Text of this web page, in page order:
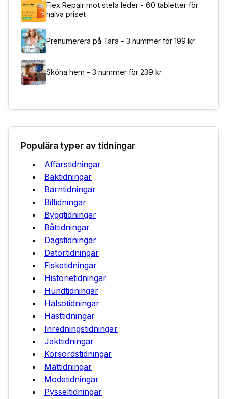
Flex Repair mot stela leder - 60 tabletter för
halva priset
Prenumerera på Tara – 3 nummer för 199 kr
Sköna hem – 3 nummer för 239 kr
Populära typer av tidningar
Affärstidningar
Baktidningar
Barntidningar
Biltidningar
Byggtidningar
Båttidningar
Dagstidningar
Datortidningar
Fisketidningar
Historietidningar
Hundtidningar
Hälsotidningar
Hästtidningar
Inredningstidningar
Jakttidningar
Korsordstidningar
Mattidningar
Modetidningar
Pysseltidningar